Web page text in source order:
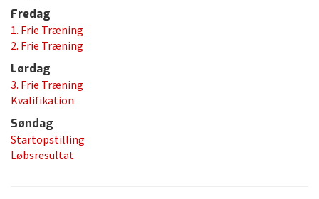
Fredag
1. Frie Træning
2. Frie Træning
Lørdag
3. Frie Træning
Kvalifikation
Søndag
Startopstilling
Løbsresultat